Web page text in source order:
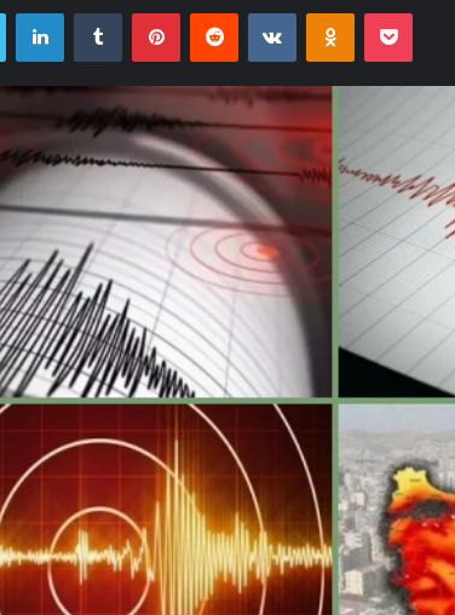
Twitter LinkedInTumblr PinterestReddit VKontakteOdnoklassniki
Pocket